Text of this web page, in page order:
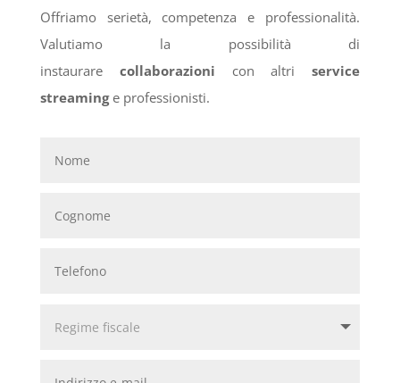
Offriamo serietà, competenza e professionalità.
Valutiamo la possibilità di
instaurare
collaborazioni con altri
service
streaming e professionisti.